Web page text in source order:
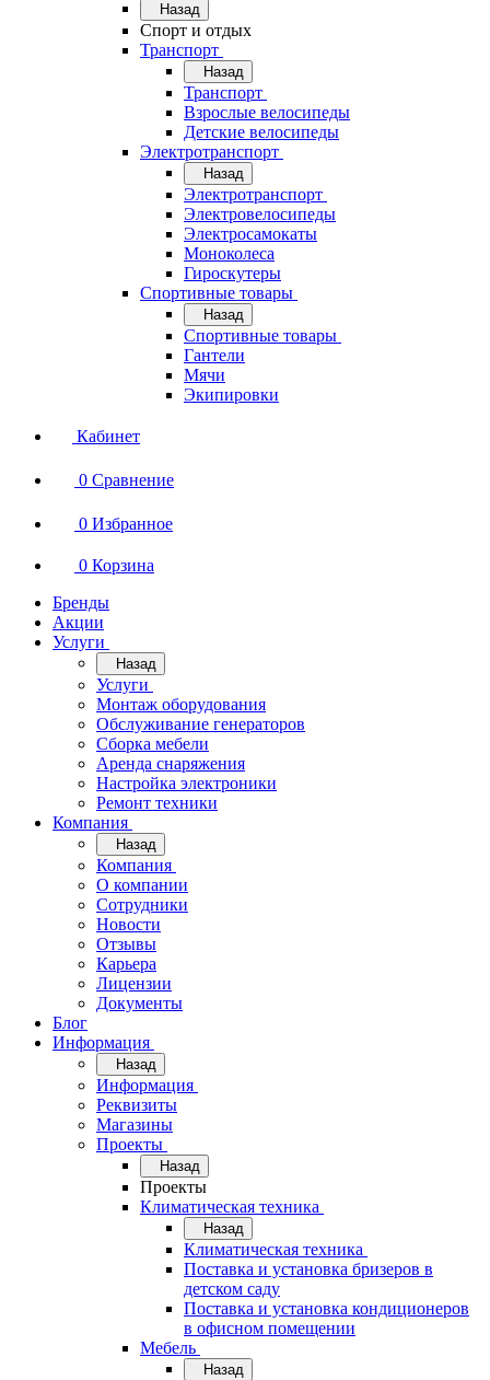
Назад
Спорт и отдых
Транспорт
Назад
Транспорт
Взрослые велосипеды
Детские велосипеды
Электротранспорт
Назад
Электротранспорт
Электровелосипеды
Электросамокаты
Моноколеса
Гироскутеры
Спортивные товары
Назад
Спортивные товары
Гантели
Мячи
Экипировки
Кабинет
0 Сравнение
0 Избранное
0 Корзина
Бренды
Акции
Услуги
Назад
Услуги
Монтаж оборудования
Обслуживание генераторов
Сборка мебели
Аренда снаряжения
Настройка электроники
Ремонт техники
Компания
Назад
Компания
О компании
Сотрудники
Новости
Отзывы
Карьера
Лицензии
Документы
Блог
Информация
Назад
Информация
Реквизиты
Магазины
Проекты
Назад
Проекты
Климатическая техника
Назад
Климатическая техника
Поставка и установка бризеров в
детском саду
Поставка и установка кондиционеров
в офисном помещении
Мебель
Назад